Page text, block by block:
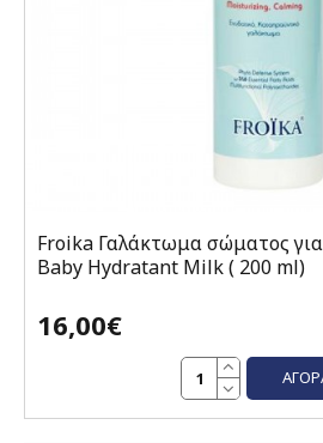
Froika Γαλάκτωμα σώματος
Baby Hydratant Milk ( 200 ml)
16,00€